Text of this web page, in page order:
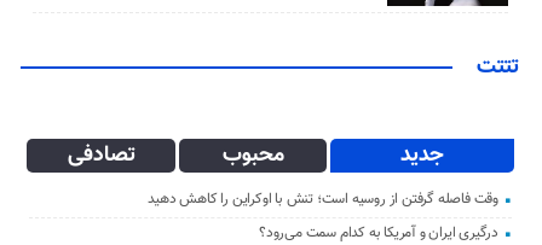
تتتت
جدید محبوب تصادفی
وقت فاصله گرفتن از روسیه است؛ تنش با اوکراین را کاهش دهید
درگیری ایران و آمریکا به کدام سمت می‌رود؟